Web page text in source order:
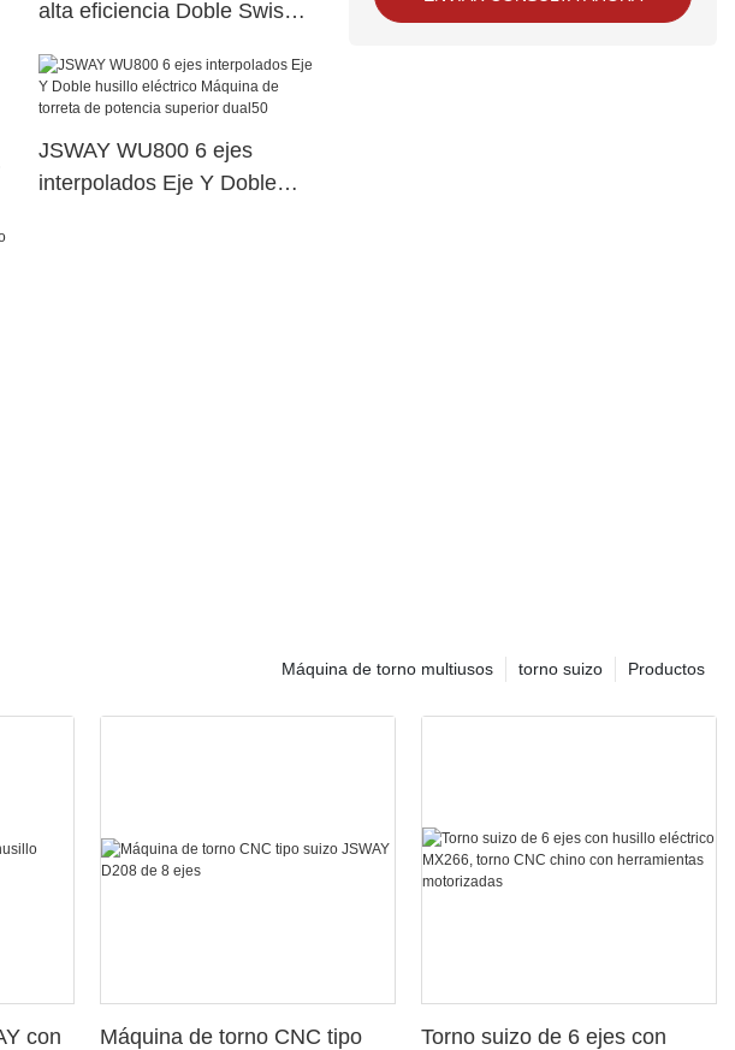
alta eficiencia Doble Swiss
JSWAY WU800 6 ejes
interpolados Eje Y Doble
Productos
torno suizo
Máquina de torno multiusos
con
Máquina de torno CNC tipo
Torno suizo de 6 ejes con